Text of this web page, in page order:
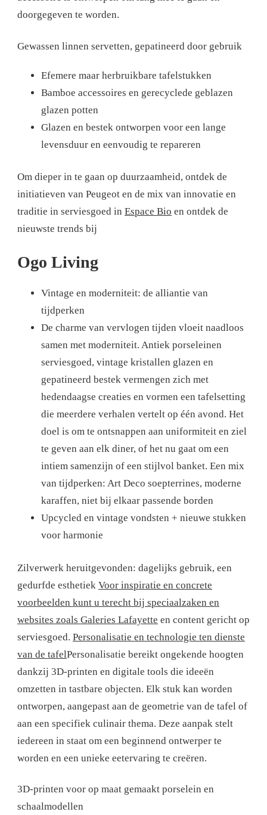
doorgegeven te worden.
Gewassen linnen servetten, gepatineerd door gebruik
Efemere maar herbruikbare tafelstukken
Bamboe accessoires en gerecyclede geblazen
glazen potten
Glazen en bestek ontworpen voor een lange
levensduur en eenvoudig te repareren
Om dieper in te gaan op duurzaamheid, ontdek de
initiatieven van Peugeot en de mix van innovatie en
traditie in serviesgoed in Espace Bio en ontdek de
nieuwste trends bij
Ogo Living
Vintage en moderniteit: de alliantie van
tijdperken
De charme van vervlogen tijden vloeit naadloos
samen met moderniteit. Antiek porseleinen
serviesgoed, vintage kristallen glazen en
gepatineerd bestek vermengen zich met
hedendaagse creaties en vormen een tafelsetting
die meerdere verhalen vertelt op één avond. Het
doel is om te ontsnappen aan uniformiteit en ziel
te geven aan elk diner, of het nu gaat om een ​​
intiem samenzijn of een stijlvol banket. Een mix
van tijdperken: Art Deco soepterrines, moderne
karaffen, niet bij elkaar passende borden
Upcycled en vintage vondsten + nieuwe stukken
voor harmonie
Zilverwerk heruitgevonden: dagelijks gebruik, een
gedurfde esthetiek Voor inspiratie en concrete
voorbeelden kunt u terecht bij speciaalzaken en
websites zoals Galeries Lafayette en content gericht op
serviesgoed. Personalisatie en technologie ten dienste
van de tafelPersonalisatie bereikt ongekende hoogten
dankzij 3D-printen en digitale tools die ideeën
omzetten in tastbare objecten. Elk stuk kan worden
ontworpen, aangepast aan de geometrie van de tafel of
aan een specifiek culinair thema. Deze aanpak stelt
iedereen in staat om een ​​beginnend ontwerper te
worden en een unieke eetervaring te creëren.
3D-printen voor op maat gemaakt porselein en
schaalmodellen